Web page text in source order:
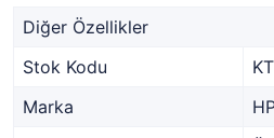
Diğer Özellikler
Stok Kodu
Marka